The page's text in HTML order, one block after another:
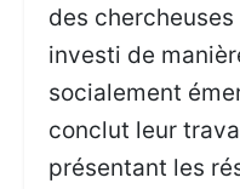
des
investi de
socialement
conclut leur
présentant les